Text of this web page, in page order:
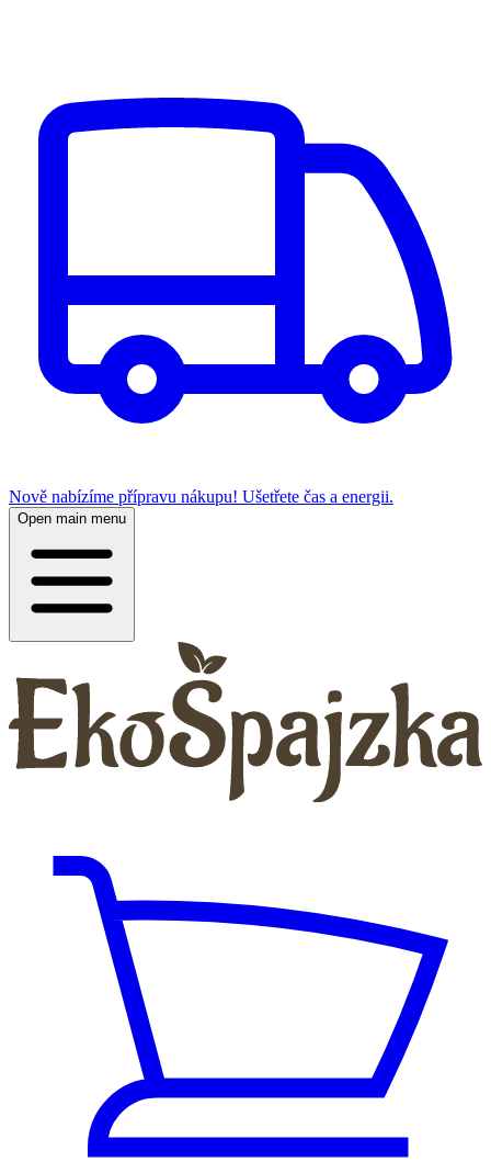
Nově nabízíme přípravu nákupu! Ušetřete čas a energii.
Open main menu